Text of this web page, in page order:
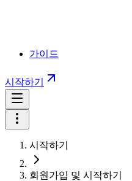
가이드
시작하기
시작하기
회원가입 및 시작하기